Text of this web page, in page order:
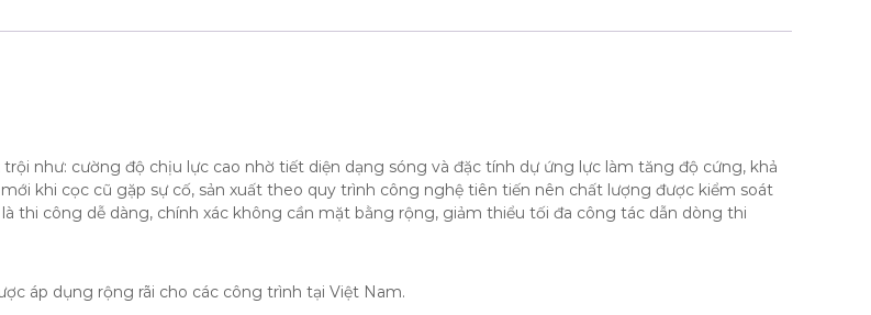
như: cường độ chịu lực cao nhờ tiết diện dạng sóng và đặc tính dự ứng lực làm tăng độ cứng, khả
khi cọc cũ gặp sự cố, sản xuất theo quy trình công nghệ tiên tiến nên chất lượng được kiểm soát
thi công dễ dàng, chính xác không cần mặt bằng rộng, giảm thiểu tối đa công tác dẫn dòng thi
áp dụng rộng rãi cho các công trình tại Việt Nam.